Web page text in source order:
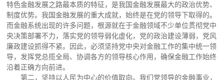
特色金融发展之路最本质的特征，是我国金融发展最大的政治优势、
制度优势。我国金融发展的重大成就，始终是在党的领导下取得的。
而金融系统出现的许多问题，根源就在于金融领域不少单位贯彻党中
央决策部署不力，落实党的领导弱化虚化，党的政治建设薄弱，党风
廉政建设抓得不紧。因此，必须坚持党中央对金融工作的集中统一领
导，发挥党总揽全局、协调各方的领导核心作用，确保金融工作始终
沿着正确方向前进。
第二，坚持以人民为中心的价值取向。我们党领导的金融事业，